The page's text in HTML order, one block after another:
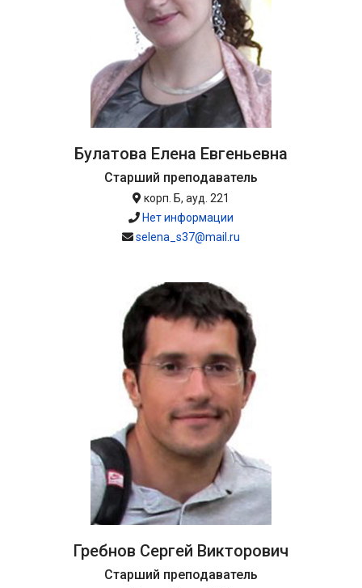
Булатова Елена Евгеньевна
Старший преподаватель
корп. Б, ауд. 221
Нет информации
selena_s37@mail.ru
Гребнов Сергей Викторович
Старший преподаватель